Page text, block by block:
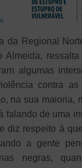
da Regional
Almeida,
algumas
contra
na sua maioria,
falando de uma
diz respeito à
a gente
negras,